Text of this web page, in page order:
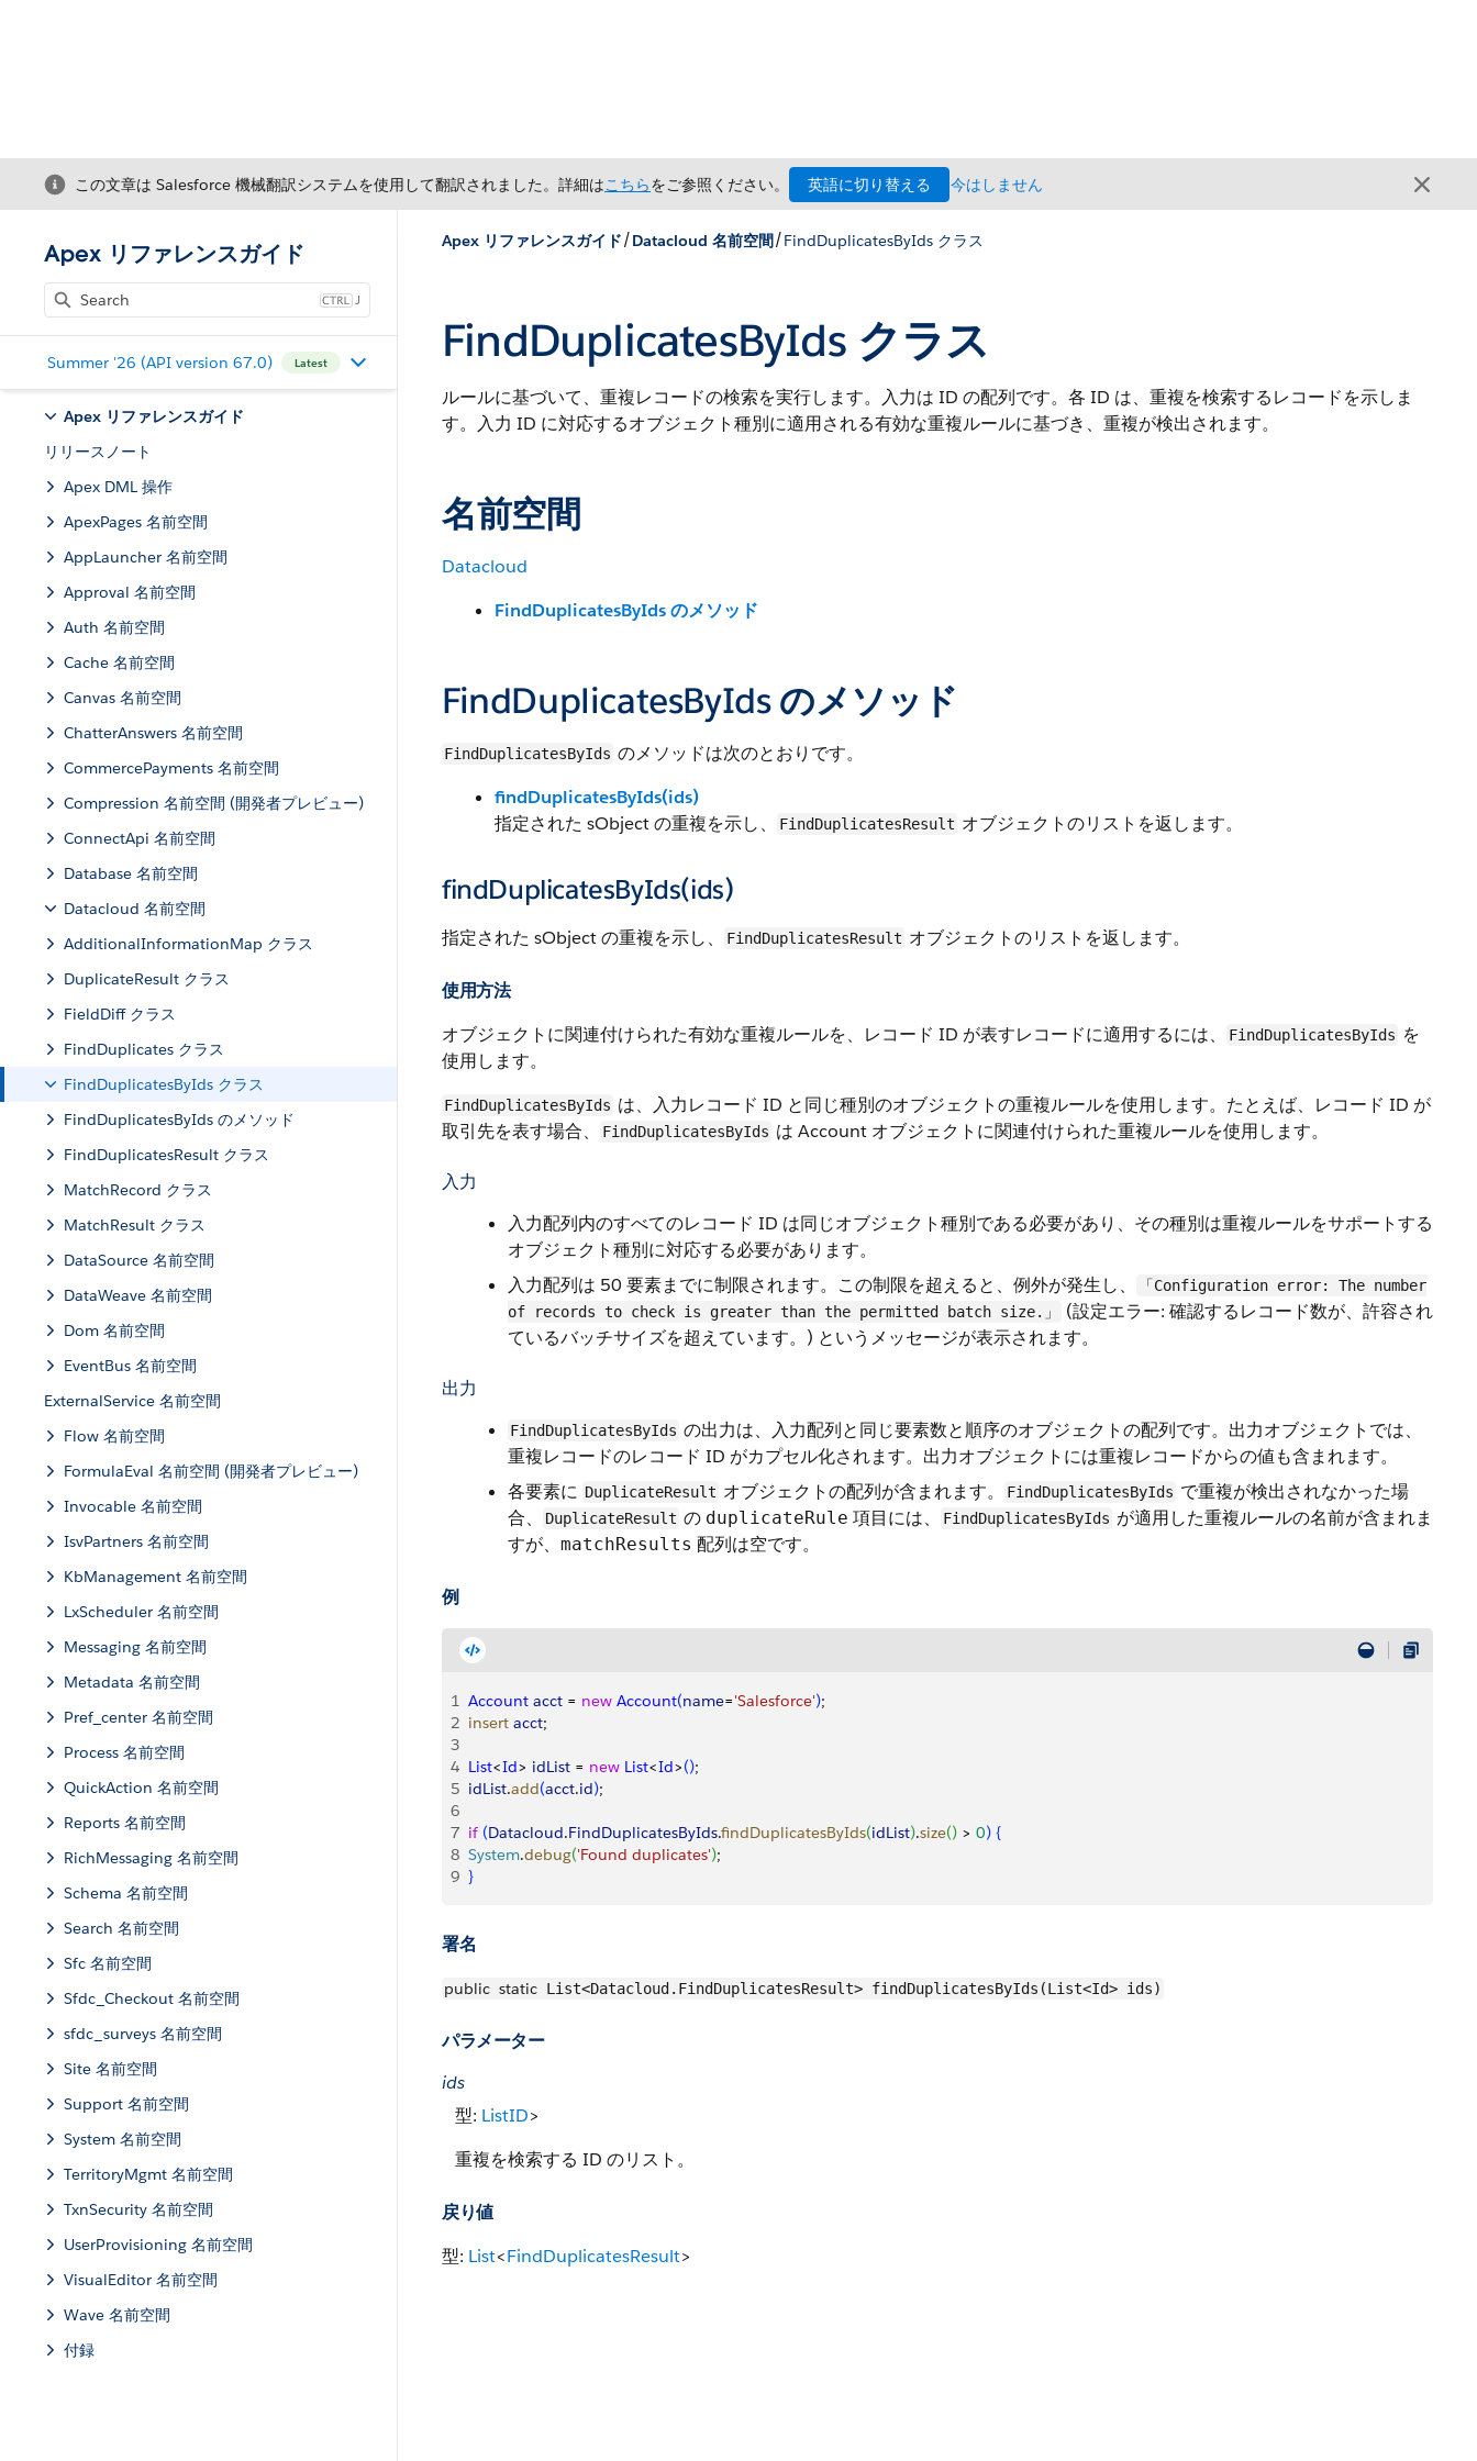
この文章は Salesforce 機械翻訳システムを使用して翻訳されました。詳細はこちらをご参照ください。 英語に切り替える 今はしません
Apex リファレンスガイド
J
Summer '26 (API version 67.0) Latest
Apex リファレンスガイド
リリースノート
Apex DML 操作
ApexPages 名前空間
AppLauncher 名前空間
Approval 名前空間
Auth 名前空間
Cache 名前空間
Canvas 名前空間
ChatterAnswers 名前空間
CommercePayments 名前空間
Compression 名前空間 (開発者プレビュー)
ConnectApi 名前空間
Database 名前空間
Datacloud 名前空間
AdditionalInformationMap クラス
DuplicateResult クラス
FieldDiff クラス
FindDuplicates クラス
FindDuplicatesByIds クラス
FindDuplicatesByIds のメソッド
FindDuplicatesResult クラス
MatchRecord クラス
MatchResult クラス
DataSource 名前空間
DataWeave 名前空間
Dom 名前空間
EventBus 名前空間
ExternalService 名前空間
Flow 名前空間
FormulaEval 名前空間 (開発者プレビュー)
Invocable 名前空間
IsvPartners 名前空間
KbManagement 名前空間
LxScheduler 名前空間
Messaging 名前空間
Metadata 名前空間
Pref_center 名前空間
Process 名前空間
QuickAction 名前空間
Reports 名前空間
RichMessaging 名前空間
Schema 名前空間
Search 名前空間
Sfc 名前空間
Sfdc_Checkout 名前空間
sfdc_surveys 名前空間
Site 名前空間
Support 名前空間
System 名前空間
TerritoryMgmt 名前空間
TxnSecurity 名前空間
UserProvisioning 名前空間
VisualEditor 名前空間
Wave 名前空間
付録
Apex リファレンスガイド/Datacloud 名前空間/FindDuplicatesByIds クラス
FindDuplicatesByIds クラス
ルールに基づいて、重複レコードの検索を実行します。入力は ID の配列です。各 ID は、重複を検索するレコードを示しま
す。入力 ID に対応するオブジェクト種別に適用される有効な重複ルールに基づき、重複が検出されます。
名前空間
Datacloud
FindDuplicatesByIds のメソッド
FindDuplicatesByIds のメソッド
FindDuplicatesByIds のメソッドは次のとおりです。
findDuplicatesByIds(ids)
指定された sObject の重複を示し、
FindDuplicatesResult オブジェクトのリストを返します。
findDuplicatesByIds(ids)
指定された sObject の重複を示し、 FindDuplicatesResult オブジェクトのリストを返します。
使用方法
オブジェクトに関連付けられた有効な重複ルールを、レコード ID が表すレコードに適用するには、
FindDuplicatesByIds を
使用します。
FindDuplicatesByIds は、入力レコード ID と同じ種別のオブジェクトの重複ルールを使用します。たとえば、レコード ID が
取引先を表す場合、
FindDuplicatesByIds は Account オブジェクトに関連付けられた重複ルールを使用します。
入力
入力配列内のすべてのレコード ID は同じオブジェクト種別である必要があり、その種別は重複ルールをサポートする
オブジェクト種別に対応する必要があります。
入力配列は 50 要素までに制限されます。この制限を超えると、例外が発生し、
「Configuration error: The number
of records to check is greater than the permitted batch size.」
(設定エラー: 確認するレコード数が、許容され
ているバッチサイズを超えています。) というメッセージが表示されます。
出力
FindDuplicatesByIds の出力は、入力配列と同じ要素数と順序のオブジェクトの配列です。出力オブジェクトでは、
重複レコードのレコード ID がカプセル化されます。出力オブジェクトには重複レコードからの値も含まれます。
各要素に DuplicateResult オブジェクトの配列が含まれます。 FindDuplicatesByIds で重複が検出されなかった場
合、
DuplicateResult の duplicateRule 項目には、 FindDuplicatesByIds が適用した重複ルールの名前が含まれま
すが、 matchResults 配列は空です。
例
1 Account acct = new Account(name='Salesforce');
2 insert acct;
3
4 List<Id> idList = new List<Id>();
5 idList.add(acct.id);
6
7 if (Datacloud.FindDuplicatesByIds.​findDuplicatesByIds(idList).size() > 0) {
8 System.debug('Found duplicates');
9 }
署名
public static List<Datacloud.FindDuplicatesResult> findDuplicatesByIds(List<Id> ids)
パラメーター
ids
型: ListID>
重複を検索する ID のリスト。
戻り値
型: List<FindDuplicatesResult>